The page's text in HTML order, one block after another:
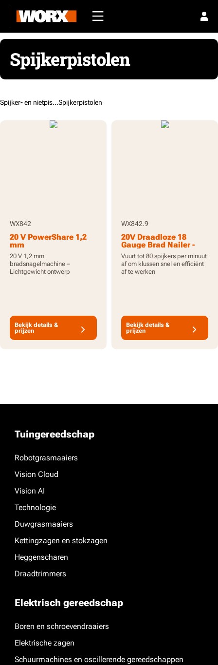
Spijkerpistolen
Spijker- en nietpistolen /Spijkerpistolen
WX842
20 V PowerShare 1,2
mm
bradsnagelmachine,
inclusief accu’s
20 V 1,2 mm
bradsnagelmachine –
Lichtgewicht ontwerp
Bekijk details &
prijzen
WX842.9
20V Draadloze 18
Gauge Brad Nailer -
Alleen gereedschap
Vuurt tot 80 spijkers per minuut
af om klussen snel en efficiënt
af te werken
Bekijk details &
prijzen
Tuingereedschap
Robotgrasmaaiers
Vision Cloud
Vision AI
Technologie
Duwgrasmaaiers
Kettingzagen en stokzagen
Heggenscharen
Draadtrimmers
Elektrisch gereedschap
Boren en schroevendraaiers
Elektrische zagen
Schuurmachines en oscillerende gereedschappen